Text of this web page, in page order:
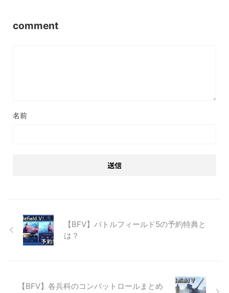
comment
名前
【BFV】バトルフィールド5の予約特典と
は？
【BFV】各兵科のコンバットロールまとめ